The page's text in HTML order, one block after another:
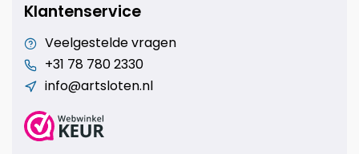
Klantenservice
Veelgestelde vragen
+31 78 780 2330
info@artsloten.nl